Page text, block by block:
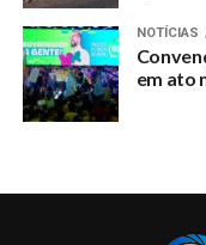
NOTÍCIAS
em ato